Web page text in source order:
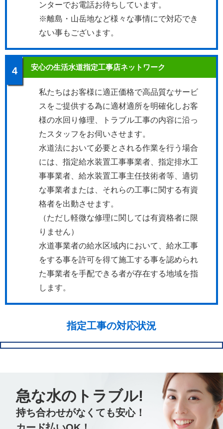
ンターでお電話お待ちしています。
※離島・山岳地など様々な事情にで対応でき
ない事もございます。
4 安心の生活水道指定工事店ネットワーク
私たちはお客様に適正価格で高品質なサービ
スをご提供する為に適材適所を明確化しお客
様の水回り修理、トラブル工事の内容に沿っ
たスタッフをお伺いさせます。
水道法において必要とされる作業を行う場合
には、指定給水装置工事事業者、指定排水工
事事業者、給水装置工事主任技術者等、適切
な事業者または、それらの工事に関する有資
格者を出動させます。
（ただし軽微な修理に関しては有資格者に限
りません）
水道事業者の給水区域内において、給水工事
をする事を許可を得て施工する事を認められ
た事業者を手配できる者が存在する地域を指
します。
指定工事の対応状況
急な水のトラブル!
持ち合わせがなくても安心！